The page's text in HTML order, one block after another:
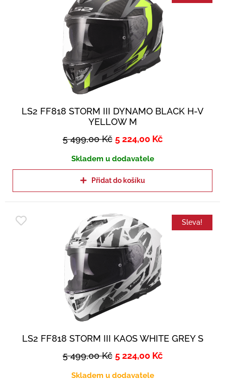
LS2 FF818 STORM III DYNAMO BLACK H-V
YELLOW M
5 499,00Kč 5 224,00 Kč
Skladem u dodavatele
Přidat do košíku
Sleva!
LS2 FF818 STORM III KAOS WHITE GREY S
5 499,00Kč 5 224,00 Kč
Skladem u dodavatele